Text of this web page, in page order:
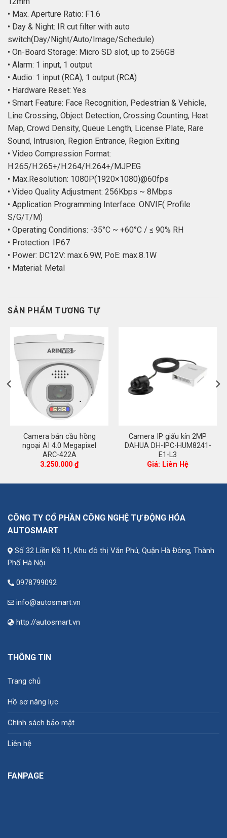
• Max. Aperture Ratio: F1.6
• Day & Night: IR cut filter with auto
switch(Day/Night/Auto/Image/Schedule)
• On-Board Storage: Micro SD slot, up to 256GB
• Alarm: 1 input, 1 output
• Audio: 1 input (RCA), 1 output (RCA)
• Hardware Reset: Yes
• Smart Feature: Face Recognition, Pedestrian & Vehicle,
Line Crossing, Object Detection, Crossing Counting, Heat
Map, Crowd Density, Queue Length, License Plate, Rare
Sound, Intrusion, Region Entrance, Region Exiting
• Video Compression Format:
H.265/H.265+/H.264/H.264+/MJPEG
• Max.Resolution: 1080P(1920×1080)@60fps
• Video Quality Adjustment: 256Kbps ~ 8Mbps
• Application Programming Interface: ONVIF( Profile
S/G/T/M)
• Operating Conditions: -35°C ~ +60°C / ≤ 90% RH
• Protection: IP67
• Power: DC12V: max.6.9W, PoE: max.8.1W
• Material: Metal
SẢN PHẨM TƯƠNG TỰ
Camera bán cầu hồng
ngoại AI 4.0 Megapixel
ARC-422A
3.250.000 ₫
Camera IP giấu kín 2MP
DAHUA DH-IPC-HUM8241-
E1-L3
Giá: Liên Hệ
CÔNG TY CỔ PHẦN CÔNG NGHỆ TỰ ĐỘNG HÓA
AUTOSMART
Số 32 Liền Kề 11, Khu đô thị Văn Phú, Quận Hà Đông, Thành
Phố Hà Nội
0978799092
info@autosmart.vn
http://autosmart.vn
THÔNG TIN
Trang chủ
Hồ sơ năng lực
Chính sách bảo mật
Liên hệ
FANPAGE